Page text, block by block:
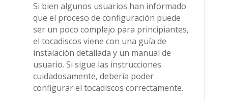
Si bien algunos usuarios han informado
que el proceso de configuración puede
ser un poco complejo para principiantes,
el tocadiscos viene con una guía de
instalación detallada y un manual de
usuario. Si sigue las instrucciones
cuidadosamente, debería poder
configurar el tocadiscos correctamente.